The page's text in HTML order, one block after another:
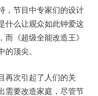
，节目中专家们的设计
什么让观众如此钟爱这
《超级全能改造王》
的顶尖。
再次引起了人们的关
需要改造家庭，尽管节